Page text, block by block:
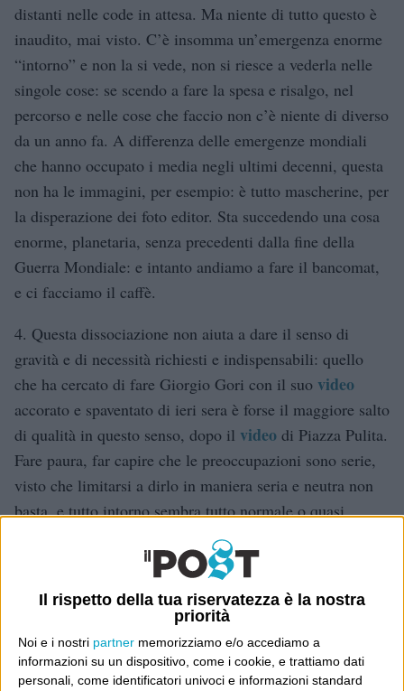
Il rispetto della tua riservatezza è la nostra
priorità
Noi e i nostri partner memorizziamo e/o accediamo a
informazioni su un dispositivo, come i cookie, e trattiamo dati
personali, come identificatori univoci e informazioni standard
distanti nelle code in attesa. Ma niente di tutto questo è
inaudito, mai visto. C’è insomma un’emergenza enorme
“intorno” e non la si vede, non si riesce a vederla nelle
singole cose: se scendo a fare la spesa e risalgo, nel
percorso e nelle cose che faccio non c’è niente di diverso
da un anno fa. A differenza delle emergenze mondiali
che hanno occupato i media negli ultimi decenni, questa
non ha le immagini, per esempio: è tutto mascherine, per
la disperazione dei foto editor. Sta succedendo una cosa
enorme, planetaria, senza precedenti dalla fine della
Guerra Mondiale: e intanto andiamo a fare il bancomat,
e ci facciamo il caffè.
4. Questa dissociazione non aiuta a dare il senso di
gravità e di necessità richiesti e indispensabili: quello
che ha cercato di fare Giorgio Gori con il suo video
accorato e spaventato di ieri sera è forse il maggiore salto
di qualità in questo senso, dopo il video di Piazza Pulita.
Fare paura, far capire che le preoccupazioni sono serie,
visto che limitarsi a dirlo in maniera seria e neutra non
basta, e tutto intorno sembra tutto normale o quasi.
5. Perché è vero che in molti hanno preso sottogamba le
istruzioni di cambiare vita; ma è anche vero che molti di
quelli che si sono indignati contro leimmaginidi
affollamenti “normali” e noncuranti al Nord, vivono in
regioni in cui ci si affolla tuttora normalmente e
incuranti, convinti di poter sfuggire a tutto questo, non si